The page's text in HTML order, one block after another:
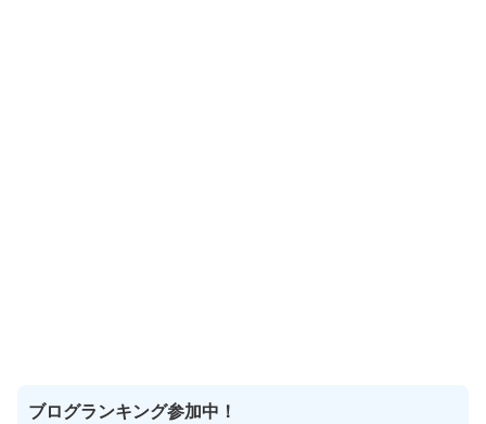
ブログランキング参加中！